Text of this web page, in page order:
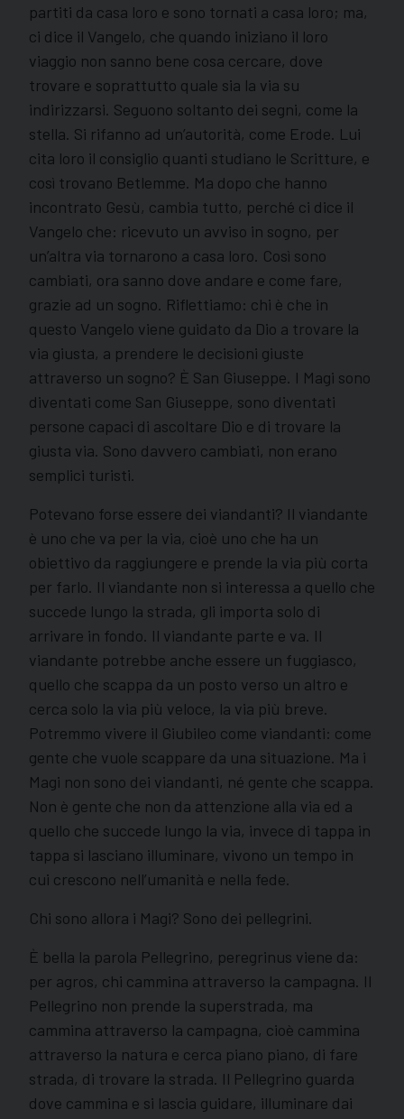
partiti da casa loro e sono tornati a casa loro; ma,
ci dice il Vangelo, che quando iniziano il loro
viaggio non sanno bene cosa cercare, dove
trovare e soprattutto quale sia la via su
indirizzarsi. Seguono soltanto dei segni, come la
stella. Si rifanno ad un’autorità, come Erode. Lui
cita loro il consiglio quanti studiano le Scritture, e
così trovano Betlemme. Ma dopo che hanno
incontrato Gesù, cambia tutto, perché ci dice il
Vangelo che: ricevuto un avviso in sogno, per
un’altra via tornarono a casa loro. Così sono
cambiati, ora sanno dove andare e come fare,
grazie ad un sogno. Riflettiamo: chi è che in
questo Vangelo viene guidato da Dio a trovare la
via giusta, a prendere le decisioni giuste
attraverso un sogno? È San Giuseppe. I Magi sono
diventati come San Giuseppe, sono diventati
persone capaci di ascoltare Dio e di trovare la
giusta via. Sono davvero cambiati, non erano
semplici turisti.
Potevano forse essere dei viandanti? Il viandante
è uno che va per la via, cioè uno che ha un
obiettivo da raggiungere e prende la via più corta
per farlo. Il viandante non si interessa a quello che
succede lungo la strada, gli importa solo di
arrivare in fondo. Il viandante parte e va. Il
viandante potrebbe anche essere un fuggiasco,
quello che scappa da un posto verso un altro e
cerca solo la via più veloce, la via più breve.
Potremmo vivere il Giubileo come viandanti: come
gente che vuole scappare da una situazione. Ma i
Magi non sono dei viandanti, né gente che scappa.
Non è gente che non da attenzione alla via ed a
quello che succede lungo la via, invece di tappa in
tappa si lasciano illuminare, vivono un tempo in
cui crescono nell’umanità e nella fede.
Chi sono allora i Magi? Sono dei pellegrini.
È bella la parola Pellegrino, peregrinus viene da:
per agros, chi cammina attraverso la campagna. Il
Pellegrino non prende la superstrada, ma
cammina attraverso la campagna, cioè cammina
attraverso la natura e cerca piano piano, di fare
strada, di trovare la strada. Il Pellegrino guarda
dove cammina e si lascia guidare, illuminare dai